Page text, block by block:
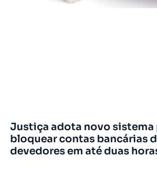
Justiça adota novo sistema
bloquear contas bancárias
devedores em até duas